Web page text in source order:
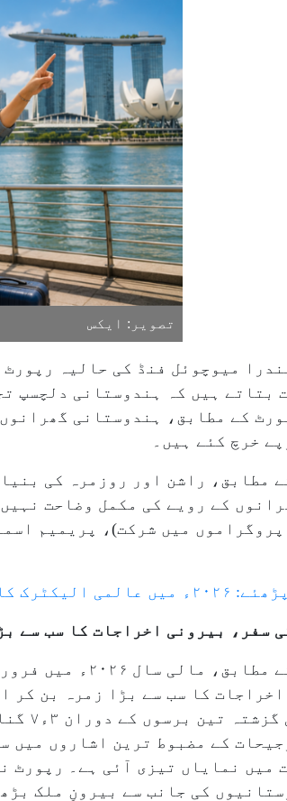
تصویر: ایکس
میوچوئل فنڈ کی حالیہ
بتاتے ہیں کہ ہندوستانی دلچسپ
خرچ کئے ہیں۔
مطابق، راشن اور روزمرہ کی
کے رویے کی مکمل وضاحت
پروگراموں میں شرکت)، پریمیم
ملین تک پہنچنے کا امکان: آئی ای اے رپورٹ
سفر، بیرونی اخراجات کا سب سے
اخراجات کا سب سے بڑا زمرہ بن کر
میں
میں نمایاں تیزی آئی ہے۔ رپورٹ
کی جانب سے بیرونِ ملک